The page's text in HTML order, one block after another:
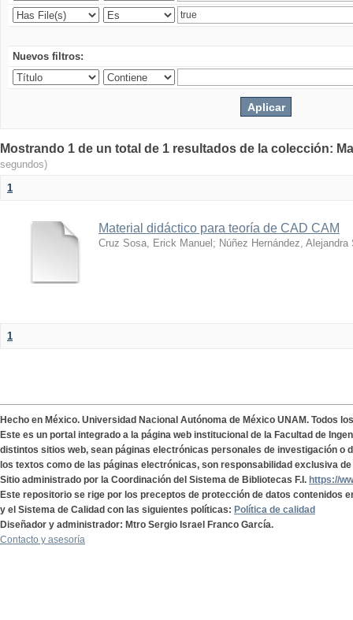
Nuevos filtros:
Mostrando 1 de un total de 1 resultados de la colección:
segundos)
1
Material didáctico para teoría de CAD CAM
Cruz Sosa, Erick Manuel ; Núñez Hernández, Alejandra
1
Hecho en México. Universidad Nacional Autónoma de México UNAM. Todos
Este es un portal integrado a la página web institucional de la Facultad de
distintos sitios web, sean páginas electrónicas personales de investigación o
los textos como de las páginas electrónicas, son responsabilidad exclusiva
Sitio administrado por la Coordinación del Sistema de Bibliotecas F.I. https://
Este repositorio se rige por los preceptos de protección de datos contenidos
y el Sistema de Calidad con las siguientes políticas: Política de calidad
Diseñador y administrador: Mtro Sergio Israel Franco García.
Contacto y asesoría